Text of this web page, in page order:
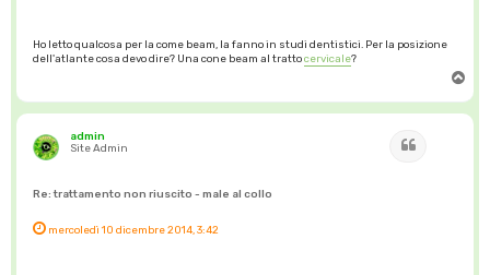
Ho letto qualcosa per la come beam, la fanno in studi dentistici. Per la posizione
dell'atlante cosa devo dire? Una cone beam al trattocervicale?
p
admin
Site Admin
Re: trattamento non riuscito - male al collo
mercoledì 10 dicembre 2014, 3:42